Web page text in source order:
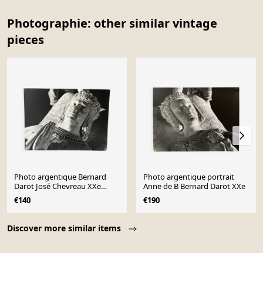
Photographie: other similar vintage
pieces
Discover more similar items
Photo argentique Bernard
Darot José Chevreau XXe
François II N°12
€140
Photo argentique portrait
Anne de B Bernard Darot XXe
€190